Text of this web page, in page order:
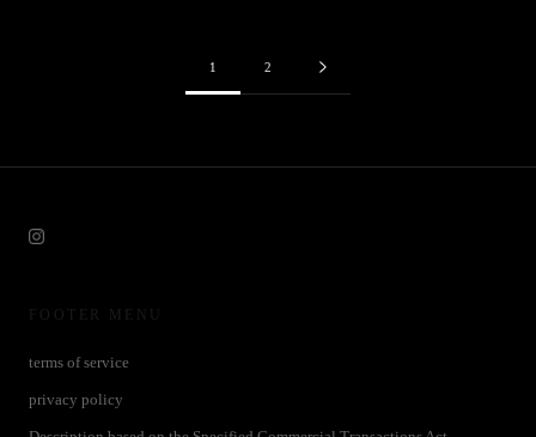
1 2
FOOTER MENU
terms of service
privacy policy